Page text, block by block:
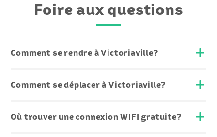
Foire aux questions
Comment se rendre à Victoriaville?
Comment se déplacer à Victoriaville?
Où trouver une connexion WIFI gratuite?